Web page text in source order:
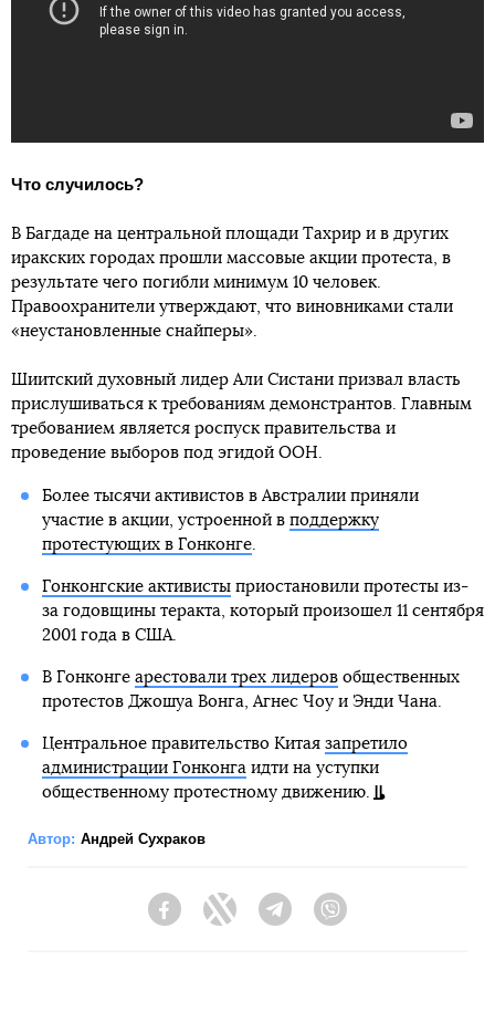
Что случилось?
В Багдаде на центральной площади Тахрир и в других
иракских городах прошли массовые акции протеста, в
результате чего погибли минимум 10 человек.
Правоохранители утверждают, что виновниками стали
«неустановленные снайперы».
Шиитский духовный лидер Али Систани призвал власть
прислушиваться к требованиям демонстрантов. Главным
требованием является роспуск правительства и
проведение выборов под эгидой ООН.
Более тысячи активистов в Австралии приняли
участие в акции, устроенной в поддержку
протестующих в Гонконге.
Гонконгские активистыприостановили протесты из-
за годовщины теракта, который произошел 11 сентября
2001 года в США.
В Гонконге арестовали трех лидеровобщественных
протестов Джошуа Вонга, Агнес Чоу и Энди Чана.
Центральное правительство Китая запретило
администрации Гонконгаидти на уступки
общественному протестному движению.
Автор: Андрей Сухраков
FacebookTwitter Telegram